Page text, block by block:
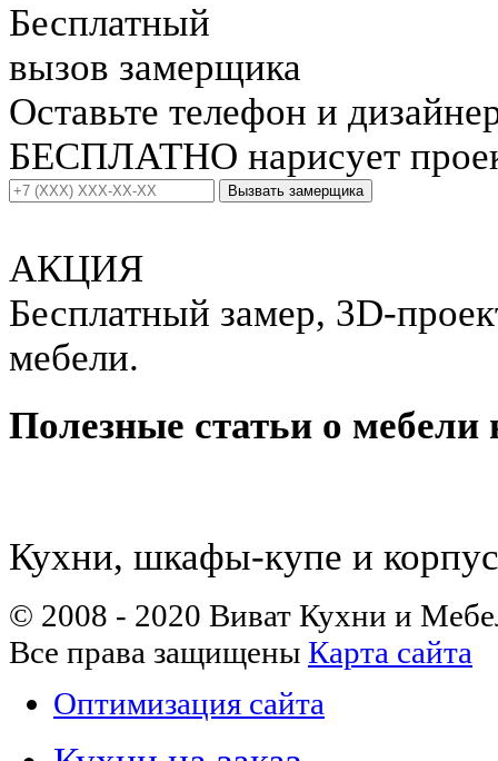
Бесплатный
вызов замерщика
Оставьте телефон и
БЕСПЛАТНО нарисует
Вызвать замерщика
АКЦИЯ
Бесплатный замер, 3D-
мебели.
Полезные статьи о мебели
Кухни, шкафы-купе и
© 2008 - 2020 Виват Кухни и
Все права защищены Карта сайта
Оптимизация сайта